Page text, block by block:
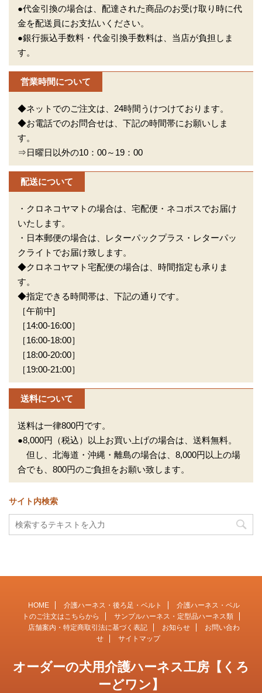
●代金引換の場合は、配達された商品のお受け取り時に代
金を配送員にお支払いください。
●銀行振込手数料・代金引換手数料は、当店が負担しま
す。
営業時間について
◆ネットでのご注文は、24時間うけつけております。
◆お電話でのお問合せは、下記の時間帯にお願いしま
す。
⇒日曜日以外の10：00～19：00
配送について
・クロネコヤマトの場合は、宅配便・ネコポスでお届け
いたします。
・日本郵便の場合は、レターパックプラス・レターパッ
クライトでお届け致します。
◆クロネコヤマト宅配便の場合は、時間指定も承りま
す。
◆指定できる時間帯は、下記の通りです。
［午前中]
［14:00-16:00］
［16:00-18:00］
［18:00-20:00］
［19:00-21:00］
送料について
送料は一律800円です。
●8,000円（税込）以上お買い上げの場合は、送料無料。
但し、北海道・沖縄・離島の場合は、8,000円以上の場
合でも、800円のご負担をお願い致します。
サイト内検索
HOME 介護ハーネス・後ろ足・ベルト
介護ハーネス・ベル
トのご注文はこちらから
サンプルハーネス・定型品ハーネス類
店舗案内・特定商取引法に基づく表記
お知らせ
お問い合わ
せ
サイトマップ
オーダーの犬用介護ハーネス工房【くろ
ーどワン】